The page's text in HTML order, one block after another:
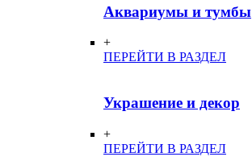
Аквариумы и тумбы
+
ПЕРЕЙТИ В РАЗДЕЛ
Украшение и декор
+
ПЕРЕЙТИ В РАЗДЕЛ